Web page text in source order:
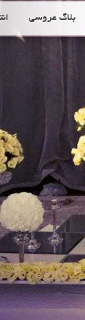
بلاگ عروسی